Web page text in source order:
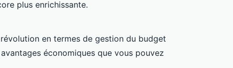
plus enrichissante.
en termes de gestion du budget
économiques que vous pouvez